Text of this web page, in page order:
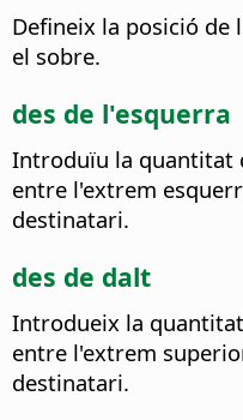
Defineix la posició de
el sobre.
des de l'esquerra
Introduïu la quantitat
entre l'extrem
destinatari.
des de dalt
Introdueix la
entre l'extrem
destinatari.